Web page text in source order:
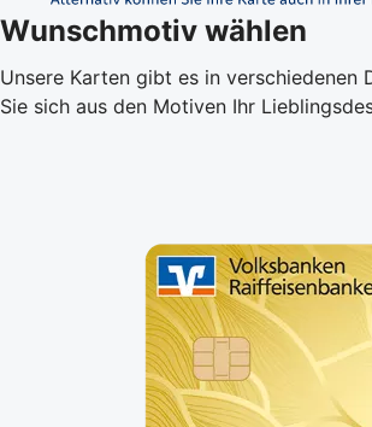
Wunschmotiv wählen
Unsere Karten gibt es in verschiedenen
Sie sich aus den Motiven Ihr